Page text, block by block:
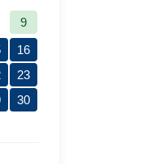
9
16
23
30